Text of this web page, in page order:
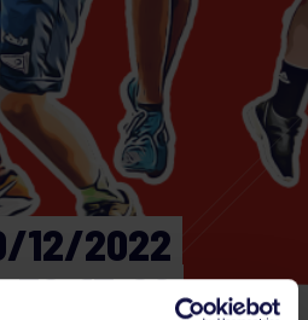
12/2022
13:00